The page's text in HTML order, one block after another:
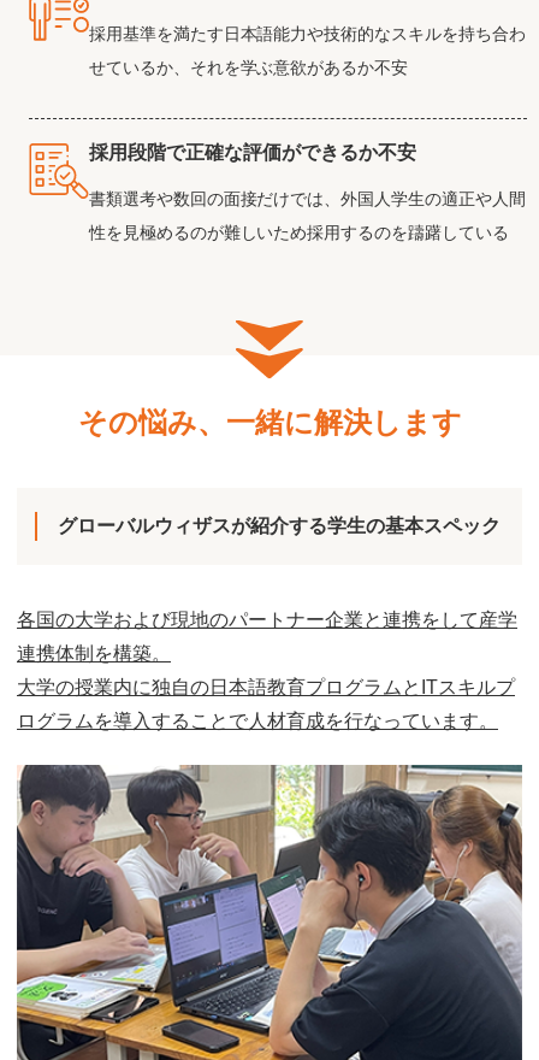
採用基準を満たす日本語能力や技術的なスキルを持ち合わ
せているか、それを学ぶ意欲があるか不安
採用段階で正確な評価ができるか不安
書類選考や数回の面接だけでは、外国人学生の適正や人間
性を見極めるのが難しいため採用するのを躊躇している
その悩み、一緒に解決します
グローバルウィザスが紹介する学生の基本スペック
各国の大学および現地のパートナー企業と連携をして産学
連携体制を構築。
大学の授業内に独自の日本語教育プログラムとITスキルプ
ログラムを導入することで人材育成を行なっています。